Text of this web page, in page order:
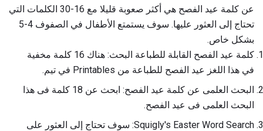
عن كلمة عيد الفصح هي أكثر صعوبة قليلا مع 16-30 الكلمات التي
تحتاج إلى العثور عليها. سوف يستمتع الأطفال في الصفوف 4-5
بشكل خاص.
كلمة عيد الفصح القابلة للطباعة البحث: هناك 16 كلمة مخفية
في هذا اللغز عيد الفصح للطباعة من Printables في تيم.
البحث العلمى عن كلمة عيد الفصح: ابحث عن 18 كلمة فى هذا
البحث العلمى فى عيد الفصح.
Squigly's Easter Word Search: سوف تحتاج إلى العثور على